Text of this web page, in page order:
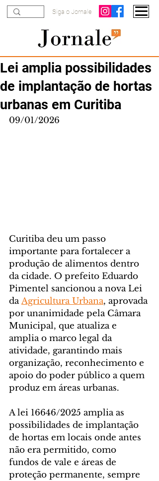
Siga o Jornale
Lei amplia possibilidades
de implantação de hortas
urbanas em Curitiba
09/01/2026
Curitiba deu um passo
importante para fortalecer a
produção de alimentos dentro
da cidade. O prefeito Eduardo
Pimentel sancionou a nova Lei
da Agricultura Urbana, aprovada
por unanimidade pela Câmara
Municipal, que atualiza e
amplia o marco legal da
atividade, garantindo mais
organização, reconhecimento e
apoio do poder público a quem
produz em áreas urbanas.
A lei 16646/2025 amplia as
possibilidades de implantação
de hortas em locais onde antes
não era permitido, como
fundos de vale e áreas de
proteção permanente, sempre